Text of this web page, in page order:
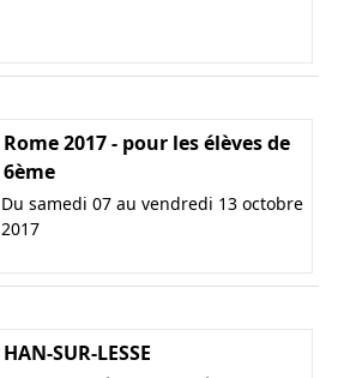
Rome 2017 - pour les élèves de
6ème
Du samedi 07 au vendredi 13 octobre
2017
HAN-SUR-LESSE